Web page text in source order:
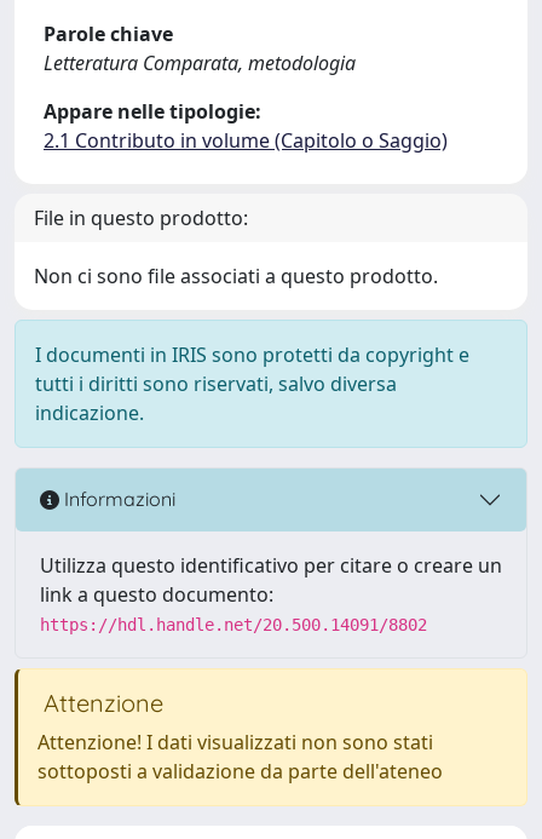
Parole chiave
Letteratura Comparata, metodologia
Appare nelle tipologie:
2.1 Contributo in volume (Capitolo o Saggio)
File in questo prodotto:
Non ci sono file associati a questo prodotto.
I documenti in IRIS sono protetti da copyright e
tutti i diritti sono riservati, salvo diversa
indicazione.
Informazioni
Utilizza questo identificativo per citare o creare un
link a questo documento:
https://hdl.handle.net/20.500.14091/8802
Attenzione
Attenzione! I dati visualizzati non sono stati
sottoposti a validazione da parte dell'ateneo